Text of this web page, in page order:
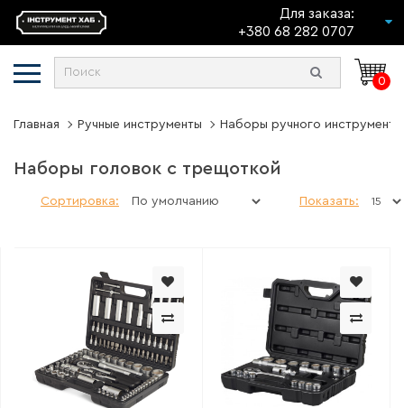
Для заказа:
+380 68 282 0707
0
Главная Ручные инструменты Наборы ручного инструмента
Наборы головок с трещоткой
Сортировка: Показать: